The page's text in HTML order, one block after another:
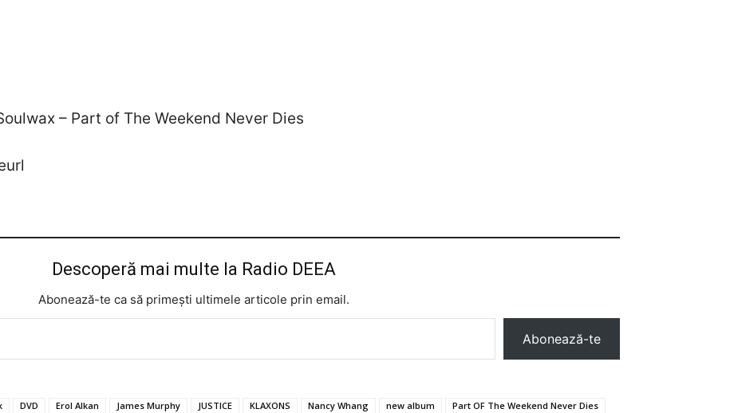
of The Weekend Never Dies
Descoperă mai multe la Radio DEEA
Abonează-te ca să primești ultimele articole prin email.
Abonează-te
DVD Erol Alkan James Murphy JUSTICE KLAXONS Nancy Whang new album
Part OF The Weekend Never Dies